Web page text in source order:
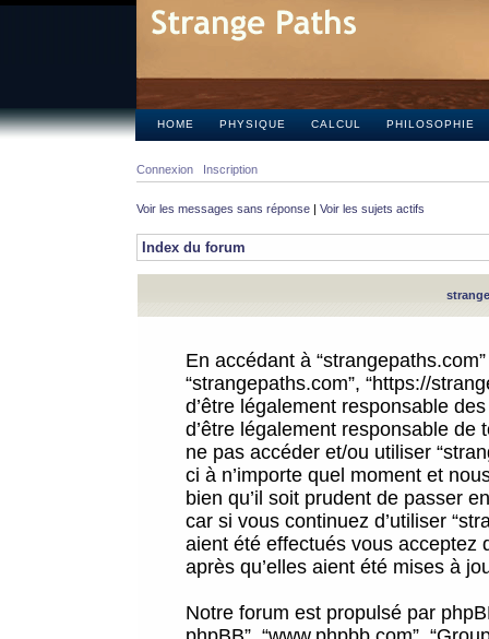
HOME PHYSIQUE CALCUL PHILOSOPHIE
Connexion Inscription
Voir les messages sans réponse | Voir les sujets actifs
Index du forum
En accédant à
“strangepaths.com”, “https://
d’être légalement responsable
d’être légalement responsable
ne pas accéder et/ou utiliser
ci à n’importe quel moment et
bien qu’il soit prudent de passer
car si vous continuez d’utiliser
aient été effectués vous acceptez
après qu’elles aient été mises à
Notre forum est propulsé par